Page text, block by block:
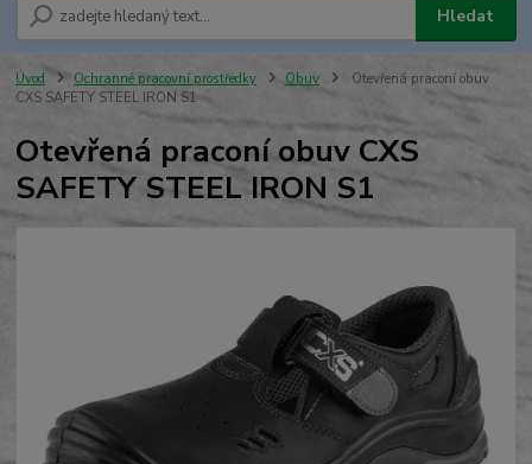
Hledat
Úvod Ochranné pracovní prostředky Obuv
Otevřená praconí obuv
CXS SAFETY STEEL IRON S1
Otevřená praconí obuv CXS
SAFETY STEEL IRON S1